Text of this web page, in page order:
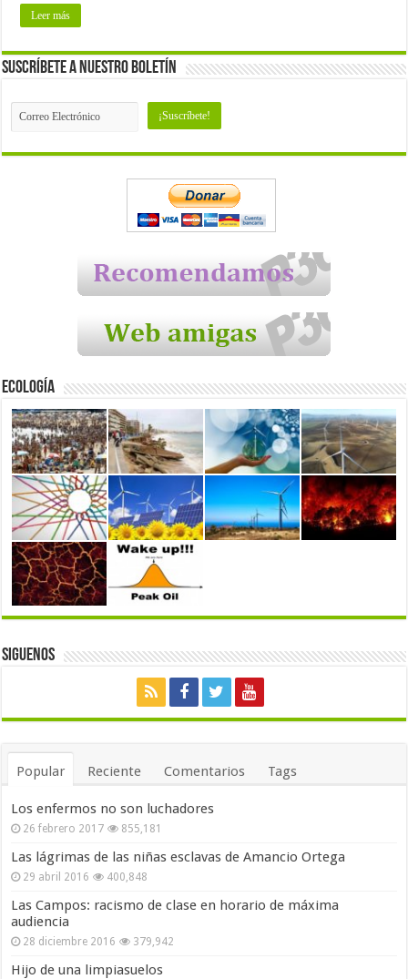
Leer más
Suscríbete a nuestro Boletín
Ecología
Siguenos
Popular Reciente Comentarios Tags
Los enfermos no son luchadores
26 febrero 2017 855,181
Las lágrimas de las niñas esclavas de Amancio Ortega
29 abril 2016 400,848
Las Campos: racismo de clase en horario de máxima
audiencia
28 diciembre 2016 379,942
Hijo de una limpiasuelos